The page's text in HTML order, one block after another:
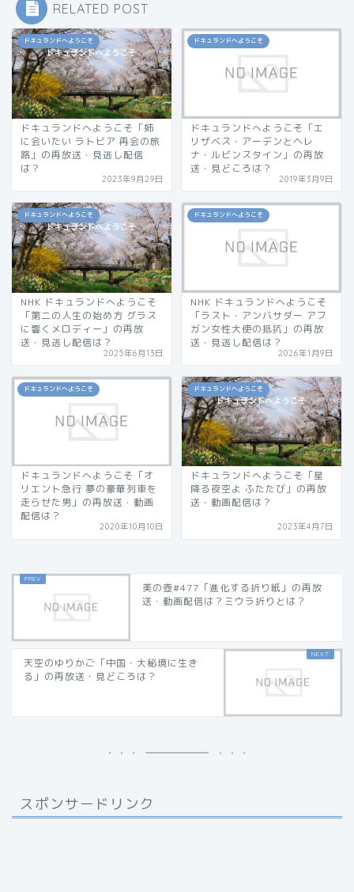
RELATED POST
ドキュランドへようこそ
ドキュランドへようこそ「姉
に会いたい ラトビア 再会の旅
路」の再放送・見逃し配信
は？
2023年9月29日
ドキュランドへようこそ
ドキュランドへようこそ「エ
リザベス・アーデンとヘレ
ナ・ルビンスタイン」の再放
送・見どころは？
2019年3月9日
ドキュランドへようこそ
NHK ドキュランドへようこそ
「第二の人生の始め方 グラス
に響くメロディー」の再放
送・見逃し配信は？
2025年6月13日
ドキュランドへようこそ
NHK ドキュランドへようこそ
「ラスト・アンバサダー アフ
ガン女性大使の抵抗」の再放
送・見逃し配信は？
2026年1月9日
ドキュランドへようこそ
ドキュランドへようこそ「オ
リエント急行 夢の豪華列車を
走らせた男」の再放送・動画
配信は？
2020年10月10日
ドキュランドへようこそ
ドキュランドへようこそ「星
降る夜空よ ふたたび」の再放
送・動画配信は？
2023年4月7日
美の壺#477「進化する折り紙」の再放
送・動画配信は？ミウラ折りとは？
天空のゆりかご「中国・大秘境に生き
る」の再放送・見どころは？
スポンサードリンク